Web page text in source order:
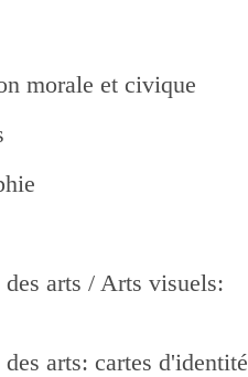
morale et civique
arts / Arts visuels:
arts: cartes d'identité